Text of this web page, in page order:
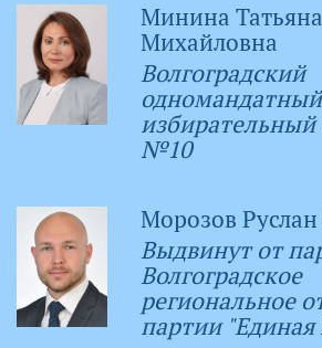
Минина Татьяна
Михайловна
Волгоградский
одномандатный
избирательный
№10
Морозов
Выдвинут от
Волгоградское
региональное
партии "Единая